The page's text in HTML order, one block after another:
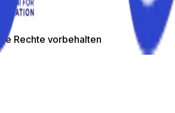
Alle Rechte vorbehalten